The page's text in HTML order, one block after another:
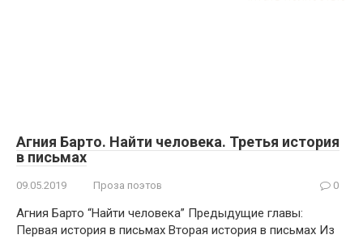
Агния Барто. Найти человека. Третья история
в письмах
09.05.2019 Проза поэтов 0
Агния Барто “Найти человека” Предыдущие главы:
Первая история в письмах Вторая история в письмах Из